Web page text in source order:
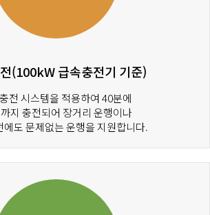
(100kW 급속충전기 기준)
전 시스템을 적용하여 40분에
지 충전되어 장거리 운행이나
에도 문제없는 운행을 지원합니다.